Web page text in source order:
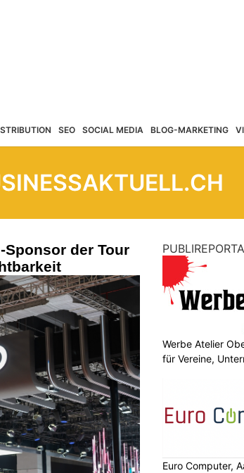
SEO SOCIAL MEDIA BLOG-MARKETING
Sponsor der Tour
Werbe Atelier
für Vereine,
Euro Computer,